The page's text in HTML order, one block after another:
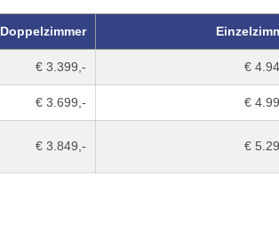
Doppelzimmer
€ 3.399,- €
€ 3.699,- €
€ 3.849,- €